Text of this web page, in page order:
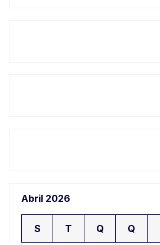
Abril 2026
S T Q Q